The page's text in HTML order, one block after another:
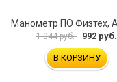
1 044 руб. 992 руб.
В КОРЗИНУ